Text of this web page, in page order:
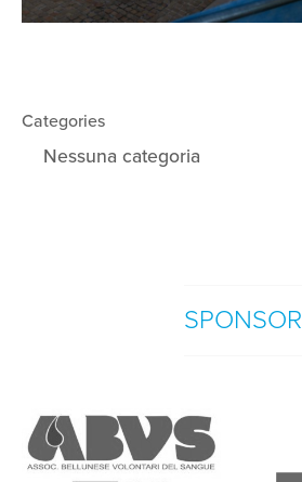
Categories
Nessuna categoria
SPONSOR